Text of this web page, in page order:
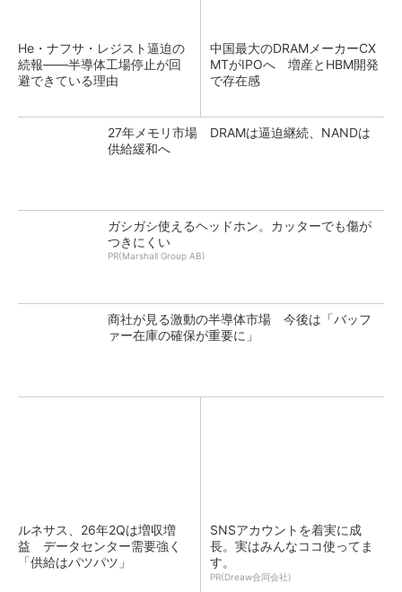
He・ナフサ・レジスト逼迫の
続報――半導体工場停止が回
避できている理由
中国最大のDRAMメーカーCX
MTがIPOへ 増産とHBM開発
で存在感
27年メモリ市場 DRAMは逼迫継続、NANDは
供給緩和へ
ガシガシ使えるヘッドホン。カッターでも傷が
つきにくい
PR(Marshall Group AB)
商社が見る激動の半導体市場 今後は「バッフ
ァー在庫の確保が重要に」
ルネサス、26年2Qは増収増
益 データセンター需要強く
「供給はパツパツ」
SNSアカウントを着実に成
長。実はみんなココ使ってま
す。
PR(Dreaw合同会社)